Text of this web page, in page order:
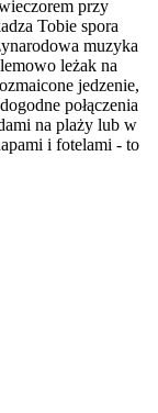
przy
Tobie spora
muzyka
leżak na
jedzenie,
połączenia
na plaży lub w
i fotelami - to